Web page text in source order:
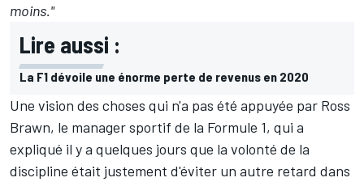
moins."
Lire aussi :
La F1 dévoile une énorme perte de revenus en 2020
Une vision des choses qui n'a pas été appuyée par Ross
Brawn, le manager sportif de la Formule 1, qui a
expliqué il y a quelques jours que la volonté de la
discipline était justement d'éviter un autre retard dans